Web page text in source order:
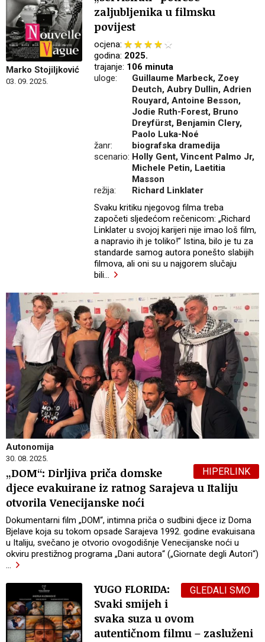
Marko Stojiljković
03. 09. 2025.
zaljubljenika u filmsku
povijest
ocjena:
godina: 2025.
trajanje: 106 minuta
uloge:
Guillaume Marbeck, Zoey
Deutch, Aubry Dullin, Adrien
Rouyard, Antoine Besson,
Jodie Ruth-Forest, Bruno
Dreyfürst, Benjamin Clery,
Paolo Luka-Noé
žanr:
biografska dramedija
scenario: Holly Gent, Vincent Palmo Jr,
Michele Petin, Laetitia
Masson
režija:
Richard Linklater
Svaku kritiku njegovog filma treba
započeti sljedećom rečenicom: „Richard
Linklater u svojoj karijeri nije imao loš film,
a napravio ih je toliko!” Istina, bilo je tu za
standarde samog autora ponešto slabijih
filmova, ali oni su u najgorem slučaju
bili…
Autonomija
30. 08. 2025.
HIPERLINK
„DOM“: Dirljiva priča domske
djece evakuirane iz ratnog Sarajeva u Italiju
otvorila Venecijanske noći
Dokumentarni film „DOM“, intimna priča o sudbini djece iz Doma
Bjelave koja su tokom opsade Sarajeva 1992. godine evakuisana
u Italiju, svečano je otvorio ovogodišnje Venecijanske noći u
okviru prestižnog programa „Dani autora“ („Giornate degli Autori“)
…
GLEDALI SMO
YUGO FLORIDA:
Svaki smijeh i
svaka suza u ovom
autentičnom filmu – zasluženi